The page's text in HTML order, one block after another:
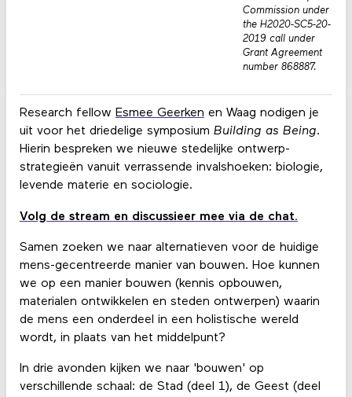
Research fellow Esmee Geerken en Waag nodigen je
uit voor het driedelige symposium Building as Being.
Hierin bespreken we nieuwe stedelijke ontwerp-
strategieën vanuit verrassende invalshoeken: biologie,
levende materie en sociologie.
Volg de stream en discussieer mee via de chat.
Samen zoeken we naar alternatieven voor de huidige
mens-gecentreerde manier van bouwen. Hoe kunnen
we op een manier bouwen (kennis opbouwen,
materialen ontwikkelen en steden ontwerpen) waarin
de mens een onderdeel in een holistische wereld
wordt, in plaats van het middelpunt?
In drie avonden kijken we naar 'bouwen' op
verschillende schaal: de Stad (deel 1), de Geest (deel
Commission under
the H2020-SC5-20-
2019 call under
Grant Agreement
number 868887.